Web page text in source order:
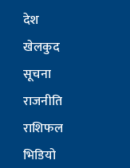
देश
खेलकुद
सूचना
राजनीति
राशिफल
भिडियो